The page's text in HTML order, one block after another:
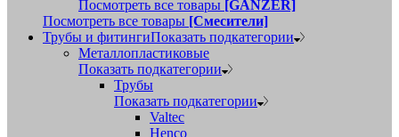
Посмотреть все товары [GANZER]
Посмотреть все товары [Смесители]
Трубы и фитингиПоказать подкатегории
Металлопластиковые
Показать подкатегории
Трубы
Показать подкатегории
Valtec
Henco